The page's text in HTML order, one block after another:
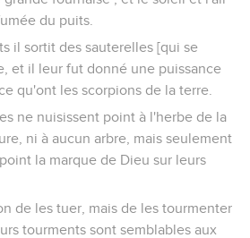
du puits.
il sortit des sauterelles [qui se
et il leur fut donné une puissance
qu'ont les scorpions de la terre.
ne nuisissent point à l'herbe de la
ni à aucun arbre, mais seulement
la marque de Dieu sur leurs
de les tuer, mais de les tourmenter
tourments sont semblables aux